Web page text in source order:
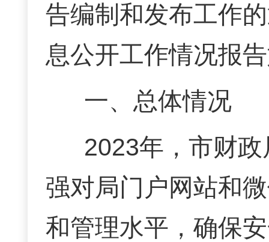
告编制和发布工作
息公开工作情况报
一、总体情况
2023年，市财
强对局门户网站和
和管理水平，确保